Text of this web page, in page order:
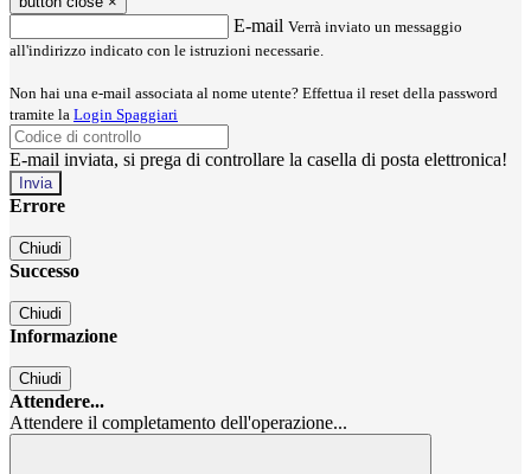
E-mail Verrà inviato un messaggio
all'indirizzo indicato con le istruzioni necessarie.
Non hai una e-mail associata al nome utente? Effettua il reset della password
tramite la Login Spaggiari
E-mail inviata, si prega di controllare la casella di posta elettronica!
Errore
Chiudi
Successo
Chiudi
Informazione
Chiudi
Attendere...
Attendere il completamento dell'operazione...